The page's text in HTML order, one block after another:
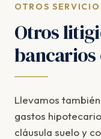
OTROS
Otros
bancarios
Llevamos
gastos
cláusula suelo y